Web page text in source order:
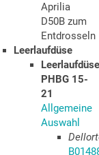
Aprilia
D50B zum
Entdrosseln
Leerlaufdüse
Leerlaufdüse
PHBG 15-
21
Allgemeine
Auswahl